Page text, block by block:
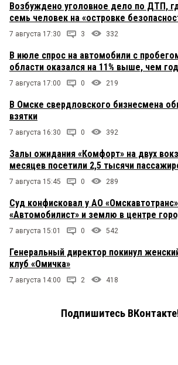
Возбуждено уголовное дело по ДТП,
семь человек на «островке
7 августа 17:30 3 332
В июле спрос на автомобили с
области оказался на 11% выше, чем
7 августа 17:00 0 219
В Омске свердловского бизнесмена
взятки
7 августа 16:30 0 392
Залы ожидания «Комфорт» на двух
месяцев посетили 2,5 тысячи
7 августа 15:45 0 289
Суд конфисковал у АО
«Автомобилист» и землю в центре
7 августа 15:01 0 542
Генеральный директор покинул
клуб «Омичка»
7 августа 14:00 2 418
Подпишитесь